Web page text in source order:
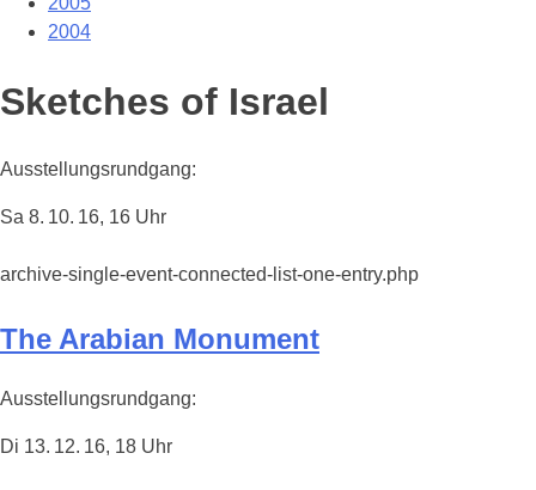
2004
Sketches of Israel
Ausstellungsrundgang:
Sa 8. 10. 16, 16 Uhr
archive-single-event-connected-list-one-entry.php
The Arabian Monument
Ausstellungsrundgang:
Di 13. 12. 16, 18 Uhr